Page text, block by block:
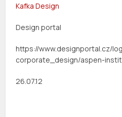
Kafka Design
Design portal
https://www.designportal.cz/
corporate_design/aspen-
26.07.12